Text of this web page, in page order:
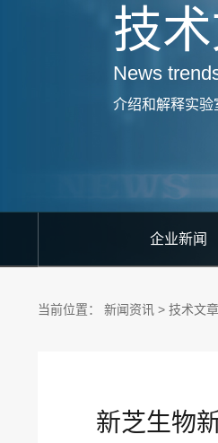
技
News
介绍和解释实
企业新闻
当前位置： 新闻资讯 > 技术文章
新芝生物